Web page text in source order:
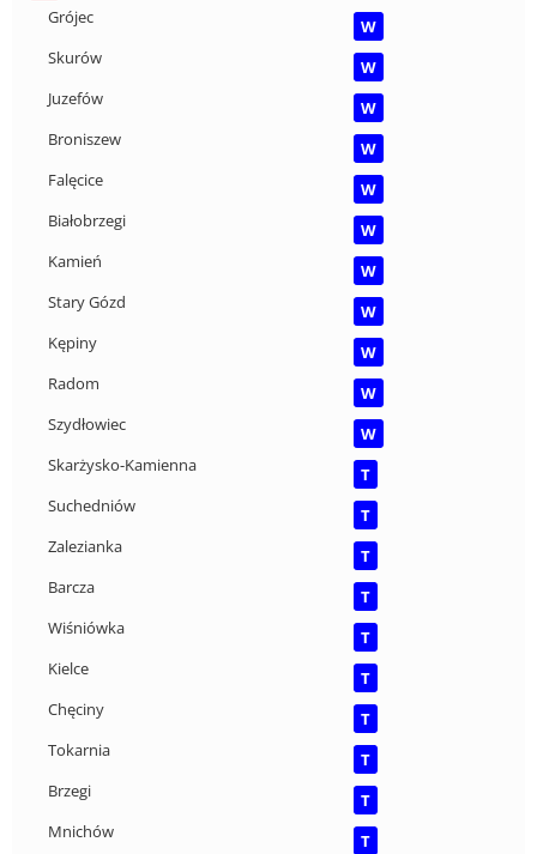
Grójec
W
Skurów
W
Juzefów
W
Broniszew
W
Falęcice
W
Białobrzegi
W
Kamień
W
Stary Gózd
W
Kępiny
W
Radom
W
Szydłowiec
W
Skarżysko-Kamienna
T
Suchedniów
T
Zalezianka
T
Barcza
T
Wiśniówka
T
Kielce
T
Chęciny
T
Tokarnia
T
Brzegi
T
Mnichów
T